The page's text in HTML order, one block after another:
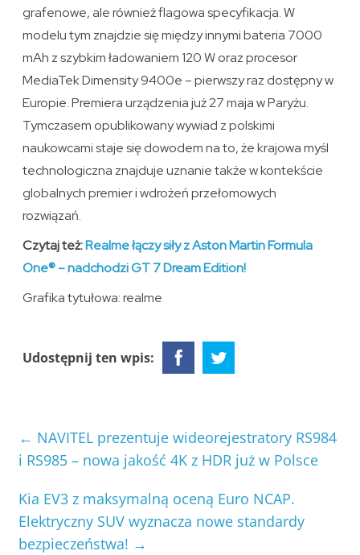
grafenowe, ale również flagowa specyfikacja. W
modelu tym znajdzie się między innymi bateria 7000
mAh z szybkim ładowaniem 120 W oraz procesor
MediaTek Dimensity 9400e – pierwszy raz dostępny w
Europie. Premiera urządzenia już 27 maja w Paryżu.
Tymczasem opublikowany wywiad z polskimi
naukowcami staje się dowodem na to, że krajowa myśl
technologiczna znajduje uznanie także w kontekście
globalnych premier i wdrożeń przełomowych
rozwiązań.
Czytaj też:Realme łączy siły z Aston Martin Formula
One® – nadchodzi GT 7 Dream Edition!
Grafika tytułowa: realme
Udostępnij ten wpis:
← NAVITEL prezentuje wideorejestratory RS984
i RS985 – nowa jakość 4K z HDR już w Polsce
Kia EV3 z maksymalną oceną Euro NCAP.
Elektryczny SUV wyznacza nowe standardy
bezpieczeństwa! →